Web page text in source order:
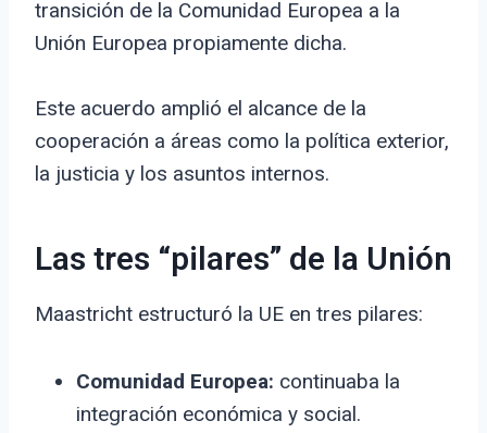
transición de la Comunidad Europea a la
Unión Europea propiamente dicha.
Este acuerdo amplió el alcance de la
cooperación a áreas como la política exterior,
la justicia y los asuntos internos.
Las tres “pilares” de la Unión
Maastricht estructuró la UE en tres pilares:
Comunidad Europea: continuaba la
integración económica y social.